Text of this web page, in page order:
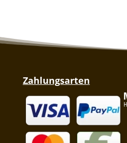
Zahlungsarten